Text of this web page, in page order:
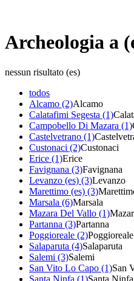
Archeologia a
nessun risultato (es)
todos
Alcamo (2)Alcamo
Calatafimi Segesta (1)
Campobello Di Mazara (1)
Castelvetrano (1)
Custonaci (2)Custonaci
Erice (1)Erice
Favignana (3)Favignana
Levanzo (es) (3)Levanzo
Marettimo (es) (3)
Marsala (6)Marsala
Mazara Del Vallo (1)
Partanna (3)Partanna
Poggioreale (2)Poggioreale
Salaparuta (4)Salaparuta
Salemi (3)Salemi
San Vito Lo Capo (1)San
Santa Ninfa (1)Santa Ninfa